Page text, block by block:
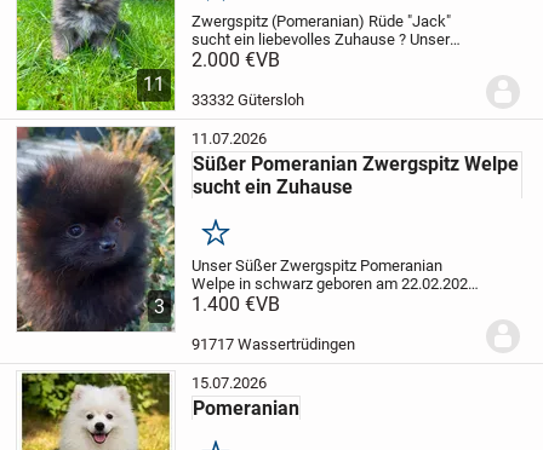
11
Zwergspitz (Pomeranian) Rüde "Jack"
sucht ein liebevolles Zuhause ? Unser
kleiner Zwergspitz-Rüde Jack, geboren
Lebenswoche ein liebevolles und
2.000 €VB
33332 Gütersloh
3
11.07.2026
Süßer Pomeranian Zwergspitz Welpe
sucht ein Zuhause
Merken
Unser Süßer Zwergspitz Pomeranian
Welpe in schwarz geboren am 22.02.2026
darf ab sofort in ein neues Zuhause
Elterntieren liebevoll aufgezogen und
1.400 €VB
91717 Wassertrüdingen
15.07.2026
Pomeranian